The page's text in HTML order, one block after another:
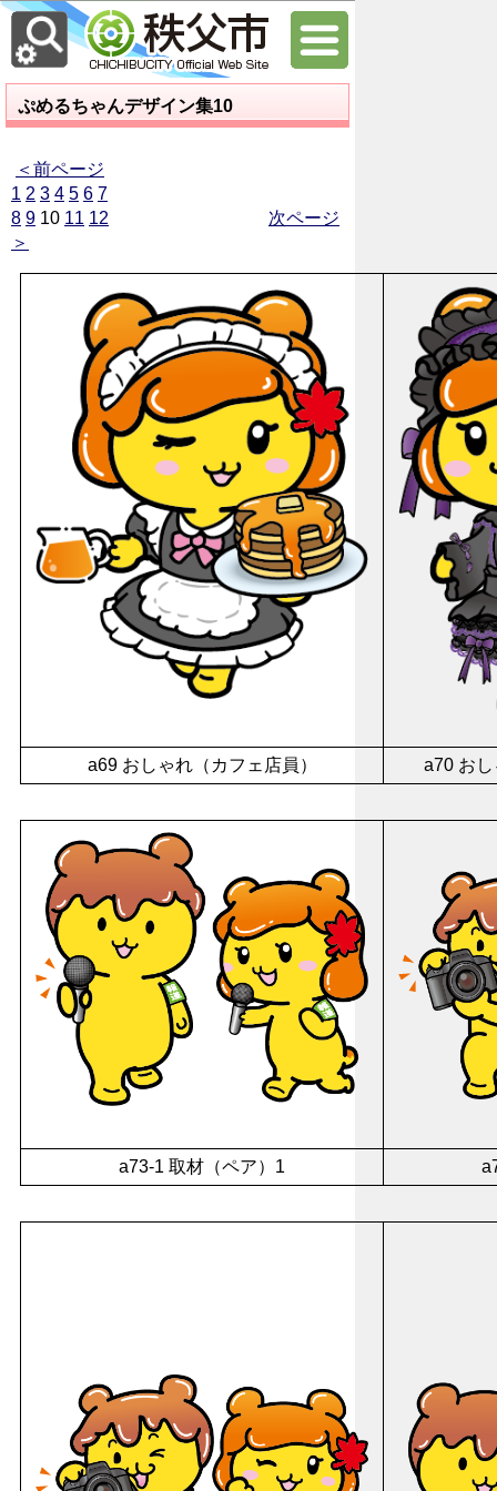
ぷめるちゃんデザイン集10
＜前ページ
1 2 3 4 5 6 7
8 9 10 11 12
次ページ
＞
a69 おしゃれ（カフェ店員） a70 お
a73-1 取材（ペア）1